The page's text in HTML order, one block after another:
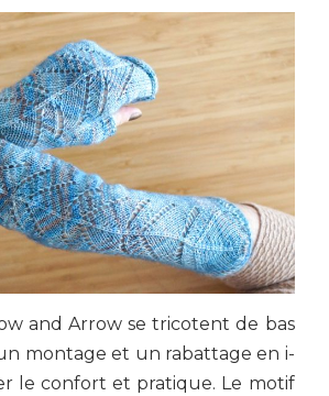
and Arrow se tricotent de bas
montage et un rabattage en i-
le confort et pratique. Le motif